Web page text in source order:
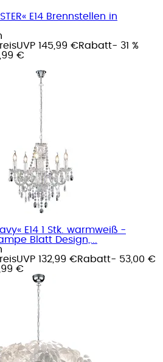
E14 Brennstellen in
UVP 145,99 €Rabatt- 31 %
€
E14 1 Stk. warmweiß -
Blatt Design,...
UVP 132,99 €Rabatt- 53,00 €
€